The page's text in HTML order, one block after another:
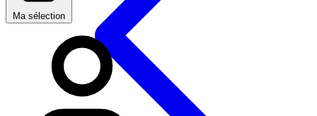
Ma sélection